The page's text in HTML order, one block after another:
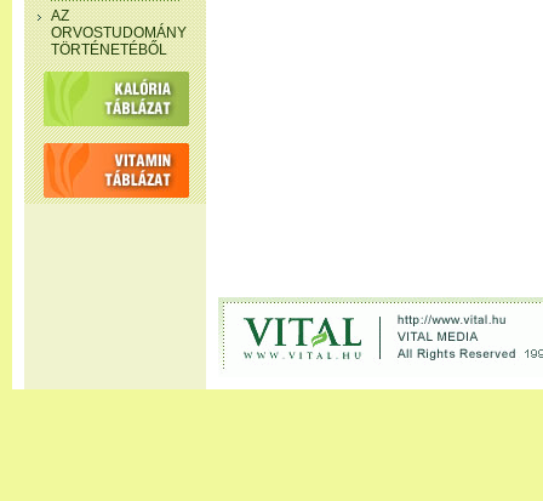
AZ
ORVOSTUDOMÁNY
TÖRTÉNETÉBŐL